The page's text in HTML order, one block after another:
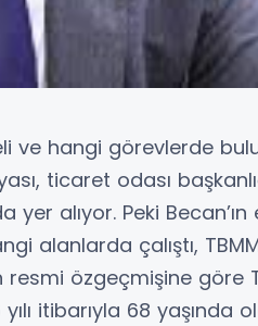
ve hangi görevlerde
ticaret odası
alıyor. Peki
alanlarda çalıştı,
resmi özgeçmişine göre
itibarıyla 68 yaşında